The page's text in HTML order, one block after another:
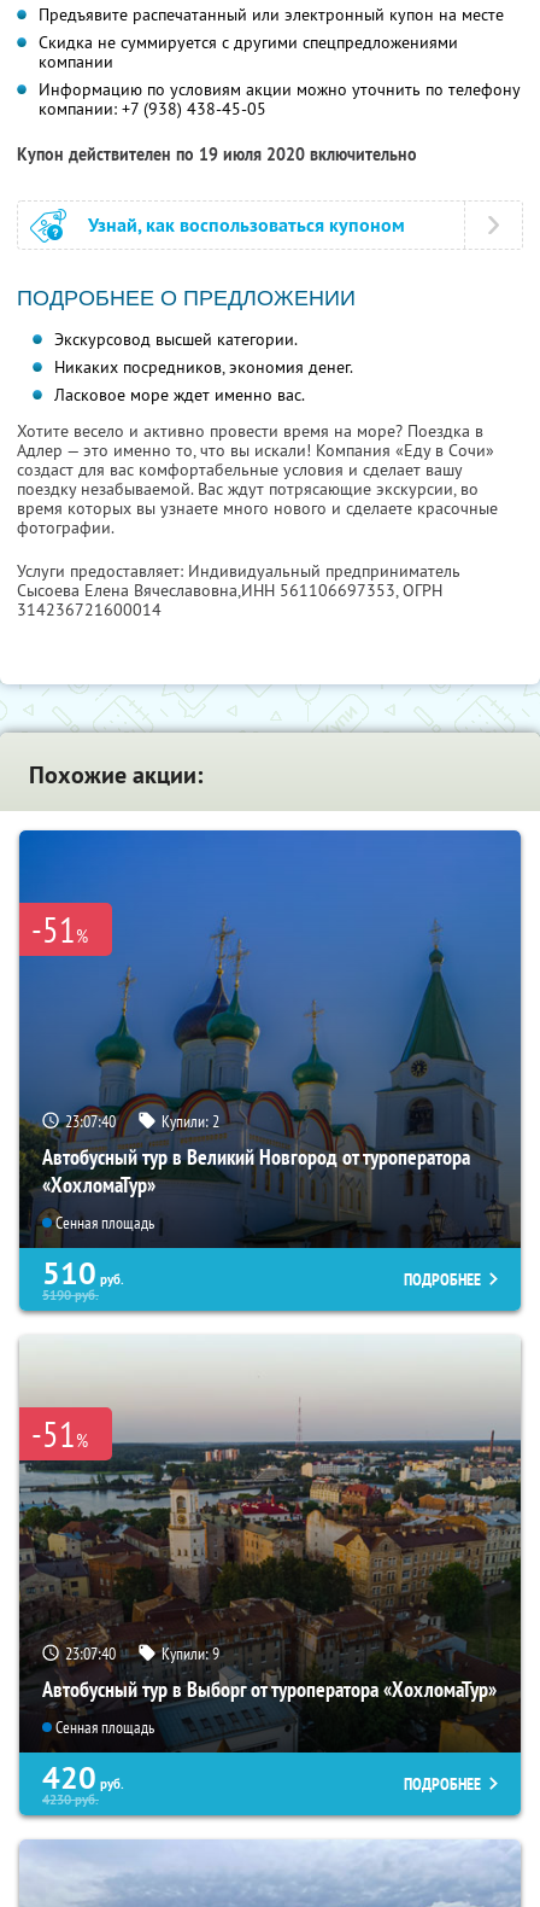
Предъявите распечатанный или электронный купон на месте
Скидка не суммируется с другими спецпредложениями
компании
Информацию по условиям акции можно уточнить по телефону
компании: +7 (938) 438-45-05
Купон действителен по 19 июля 2020 включительно
Узнай, как воспользоваться купоном
ПОДРОБНЕЕ О ПРЕДЛОЖЕНИИ
Экскурсовод высшей категории.
Никаких посредников, экономия денег.
Ласковое море ждет именно вас.
Хотите весело и активно провести время на море? Поездка в
Адлер — это именно то, что вы искали! Компания «Еду в Сочи»
создаст для вас комфортабельные условия и сделает вашу
поездку незабываемой. Вас ждут потрясающие экскурсии, во
время которых вы узнаете много нового и сделаете красочные
фотографии.
Услуги предоставляет: Индивидуальный предприниматель
Сысоева Елена Вячеславовна,ИНН 561106697353, ОГРН
314236721600014
Похожие акции:
-51%
23:07:39 Купили:2
Автобусный тур в Великий Новгород от туроператора
«ХохломаТур»
Сенная площадь
510 руб.
5190руб.
ПОДРОБНЕЕ
-51%
23:07:39 Купили:9
Автобусный тур в Выборг от туроператора «ХохломаТур»
Сенная площадь
420 руб.
4230руб.
ПОДРОБНЕЕ